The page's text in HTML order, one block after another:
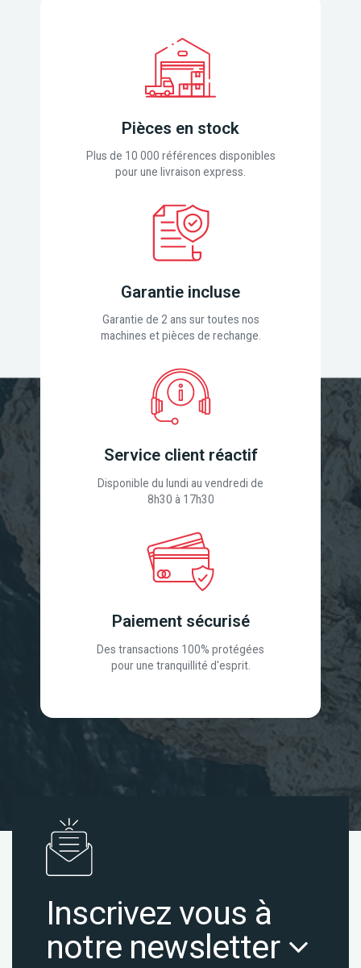
Pièces en stock
Plus de 10 000 références disponibles
pour une livraison express.
Garantie incluse
Garantie de 2 ans sur toutes nos
machines et pièces de rechange.
Service client réactif
Disponible du lundi au vendredi de
8h30 à 17h30
Paiement sécurisé
Des transactions 100% protégées
pour une tranquillité d'esprit.
Inscrivez vous à
notre newsletter